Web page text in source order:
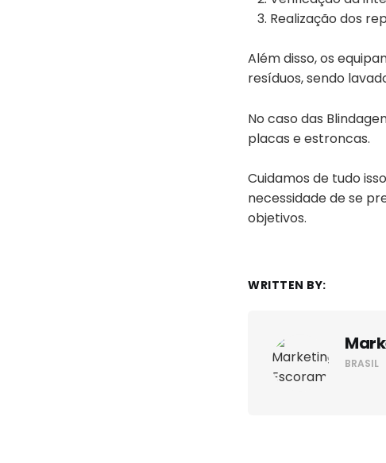
Realização dos
Além disso, os
resíduos, sendo
No caso das
placas e estroncas.
Cuidamos de tudo
necessidade de se
objetivos.
WRITTEN BY:
BRASIL